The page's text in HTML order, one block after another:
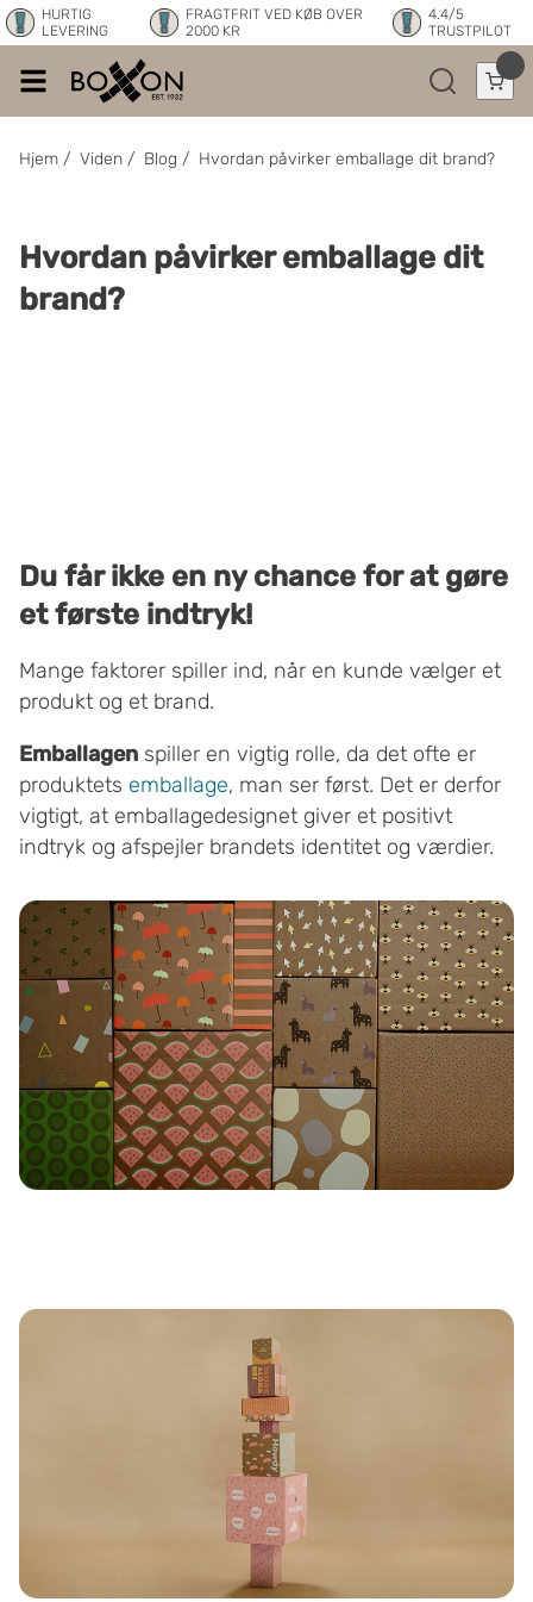
HURTIG
LEVERING
FRAGTFRIT VED KØB OVER
2000 KR
4.4/5
TRUSTPILOT
Hjem / Viden / Blog / Hvordan påvirker emballage dit brand?
Hvordan påvirker emballage dit
brand?
Du får ikke en ny chance for at gøre
et første indtryk!
Mange faktorer spiller ind, når en kunde vælger et
produkt og et brand.
Emballagen spiller en vigtig rolle, da det ofte er
produktets emballage, man ser først. Det er derfor
vigtigt, at emballagedesignet giver et positivt
indtryk og afspejler brandets identitet og værdier.